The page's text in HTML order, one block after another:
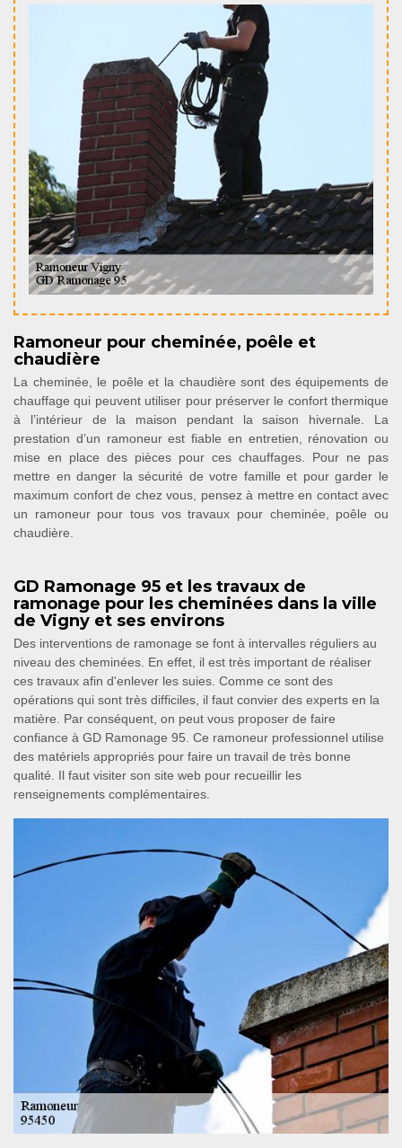
Ramoneur pour cheminée, poêle et
chaudière
La cheminée, le poêle et la chaudière sont des équipements de
chauffage qui peuvent utiliser pour préserver le confort thermique
à l’intérieur de la maison pendant la saison hivernale. La
prestation d’un ramoneur est fiable en entretien, rénovation ou
mise en place des pièces pour ces chauffages. Pour ne pas
mettre en danger la sécurité de votre famille et pour garder le
maximum confort de chez vous, pensez à mettre en contact avec
un ramoneur pour tous vos travaux pour cheminée, poêle ou
chaudière.
GD Ramonage 95 et les travaux de
ramonage pour les cheminées dans la ville
de Vigny et ses environs
Des interventions de ramonage se font à intervalles réguliers au
niveau des cheminées. En effet, il est très important de réaliser
ces travaux afin d'enlever les suies. Comme ce sont des
opérations qui sont très difficiles, il faut convier des experts en la
matière. Par conséquent, on peut vous proposer de faire
confiance à GD Ramonage 95. Ce ramoneur professionnel utilise
des matériels appropriés pour faire un travail de très bonne
qualité. Il faut visiter son site web pour recueillir les
renseignements complémentaires.